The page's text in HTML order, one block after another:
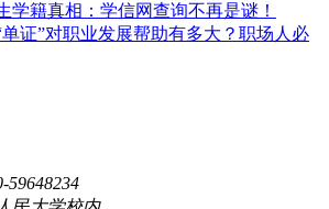
学籍真相：学信网查询不再是谜！
证”对职业发展帮助有多大？职场人必
59648234